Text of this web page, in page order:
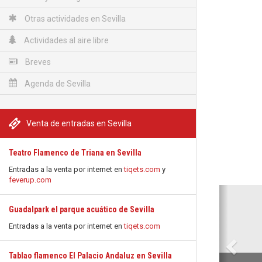
Otras actividades en Sevilla
Actividades al aire libre
Breves
Agenda de Sevilla
Venta de entradas en Sevilla
Teatro Flamenco de Triana en Sevilla
Entradas a la venta por internet entiqets.com y
feverup.com
Guadalpark el parque acuático de Sevilla
Entradas a la venta por internet entiqets.com
Tablao flamenco El Palacio Andaluz en Sevilla